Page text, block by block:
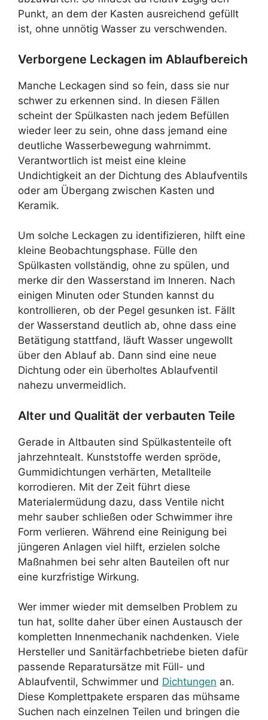
Punkt, an dem der Kasten ausreichend gefüllt
ist, ohne unnötig Wasser zu verschwenden.
Verborgene Leckagen im Ablaufbereich
Manche Leckagen sind so fein, dass sie nur
schwer zu erkennen sind. In diesen Fällen
scheint der Spülkasten nach jedem Befüllen
wieder leer zu sein, ohne dass jemand eine
deutliche Wasserbewegung wahrnimmt.
Verantwortlich ist meist eine kleine
Undichtigkeit an der Dichtung des Ablaufventils
oder am Übergang zwischen Kasten und
Keramik.
Um solche Leckagen zu identifizieren, hilft eine
kleine Beobachtungsphase. Fülle den
Spülkasten vollständig, ohne zu spülen, und
merke dir den Wasserstand im Inneren. Nach
einigen Minuten oder Stunden kannst du
kontrollieren, ob der Pegel gesunken ist. Fällt
der Wasserstand deutlich ab, ohne dass eine
Betätigung stattfand, läuft Wasser ungewollt
über den Ablauf ab. Dann sind eine neue
Dichtung oder ein überholtes Ablaufventil
nahezu unvermeidlich.
Alter und Qualität der verbauten Teile
Gerade in Altbauten sind Spülkastenteile oft
jahrzehntealt. Kunststoffe werden spröde,
Gummidichtungen verhärten, Metallteile
korrodieren. Mit der Zeit führt diese
Materialermüdung dazu, dass Ventile nicht
mehr sauber schließen oder Schwimmer ihre
Form verlieren. Während eine Reinigung bei
jüngeren Anlagen viel hilft, erzielen solche
Maßnahmen bei sehr alten Bauteilen oft nur
eine kurzfristige Wirkung.
Wer immer wieder mit demselben Problem zu
tun hat, sollte daher über einen Austausch der
kompletten Innenmechanik nachdenken. Viele
Hersteller und Sanitärfachbetriebe bieten dafür
passende Reparatursätze mit Füll- und
Ablaufventil, Schwimmer und Dichtungen an.
Diese Komplettpakete ersparen das mühsame
Suchen nach einzelnen Teilen und bringen die